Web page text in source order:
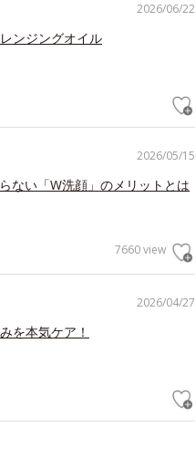
2026/06/22
ンジングオイル
2026/05/15
ない「W洗顔」のメリットとは
7660 view
2026/04/27
を本気ケア！